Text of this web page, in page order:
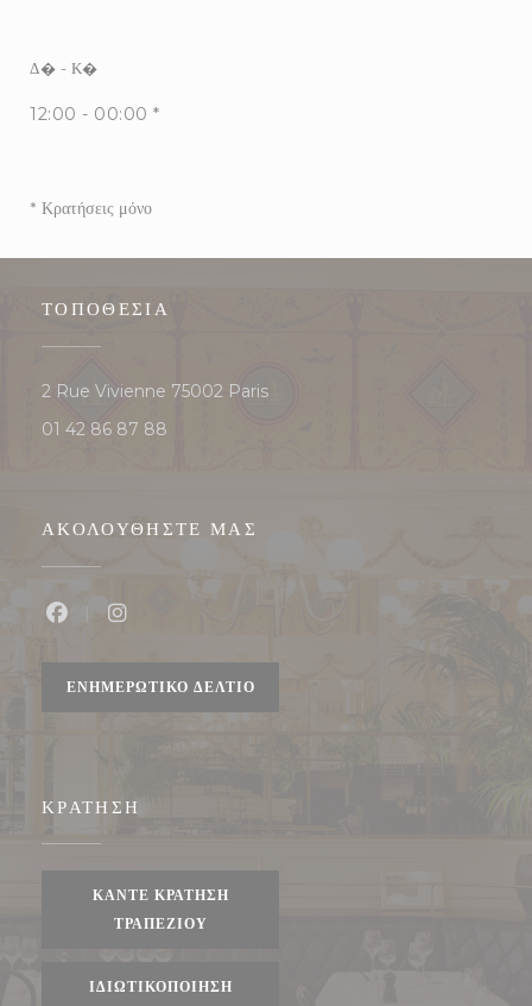
Δ� - Κ�
12:00 - 00:00 *
* Κρατήσεις μόνο
ΤΟΠΟΘΕΣΊΑ
2 Rue Vivienne 75002 Paris((ανοίγει σε νέο παράθυρο))
01 42 86 87 88
ΑΚΟΛΟΥΘΉΣΤΕ ΜΑΣ
ΕΝΗΜΕΡΩΤΙΚΌ ΔΕΛΤΊΟ
ΚΡΆΤΗΣΗ
ΚΆΝΤΕ ΚΡΆΤΗΣΗ
ΤΡΑΠΕΖΙΟΎ
ΙΔΙΩΤΙΚΟΠΟΊΗΣΗ